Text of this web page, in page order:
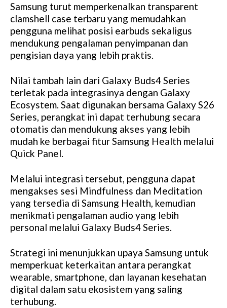
Samsung turut memperkenalkan transparent
clamshell case terbaru yang memudahkan
pengguna melihat posisi earbuds sekaligus
mendukung pengalaman penyimpanan dan
pengisian daya yang lebih praktis.
Nilai tambah lain dari Galaxy Buds4 Series
terletak pada integrasinya dengan Galaxy
Ecosystem. Saat digunakan bersama Galaxy S26
Series, perangkat ini dapat terhubung secara
otomatis dan mendukung akses yang lebih
mudah ke berbagai fitur Samsung Health melalui
Quick Panel.
Melalui integrasi tersebut, pengguna dapat
mengakses sesi Mindfulness dan Meditation
yang tersedia di Samsung Health, kemudian
menikmati pengalaman audio yang lebih
personal melalui Galaxy Buds4 Series.
Strategi ini menunjukkan upaya Samsung untuk
memperkuat keterkaitan antara perangkat
wearable, smartphone, dan layanan kesehatan
digital dalam satu ekosistem yang saling
terhubung.